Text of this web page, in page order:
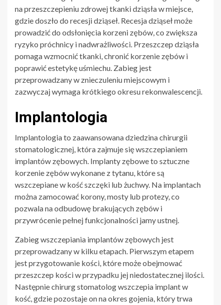
na przeszczepieniu zdrowej tkanki dziąsła w miejsce,
gdzie doszło do recesji dziąseł. Recesja dziąseł może
prowadzić do odsłonięcia korzeni zębów, co zwiększa
ryzyko próchnicy i nadwrażliwości. Przeszczep dziąsła
pomaga wzmocnić tkanki, chronić korzenie zębów i
poprawić estetykę uśmiechu. Zabieg jest
przeprowadzany w znieczuleniu miejscowym i
zazwyczaj wymaga krótkiego okresu rekonwalescencji.
Implantologia
Implantologia to zaawansowana dziedzina chirurgii
stomatologicznej, która zajmuje się wszczepianiem
implantów zębowych. Implanty zębowe to sztuczne
korzenie zębów wykonane z tytanu, które są
wszczepiane w kość szczęki lub żuchwy. Na implantach
można zamocować korony, mosty lub protezy, co
pozwala na odbudowę brakujących zębów i
przywrócenie pełnej funkcjonalności jamy ustnej.
Zabieg wszczepiania implantów zębowych jest
przeprowadzany w kilku etapach. Pierwszym etapem
jest przygotowanie kości, które może obejmować
przeszczep kości w przypadku jej niedostatecznej ilości.
Następnie chirurg stomatolog wszczepia implant w
kość, gdzie pozostaje on na okres gojenia, który trwa